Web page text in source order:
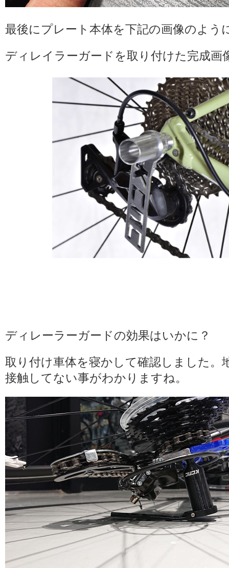
最後にプレート本体を下記の画像のよう
ディレイラーガードを取り付けた完成画
ディレーラーガードの効果はいかに？
取り付け車体を寝かして確認しました。
接触してない事がわかりますね。